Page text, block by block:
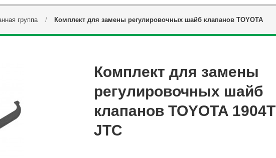
группа Комплект для замены регулировочных шайб клапанов TOYOTA
Комплект для замены
регулировочных шайб
клапанов TOYOTA 1904T
JTC